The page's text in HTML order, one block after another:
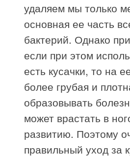
удаляем мы только
основная ее часть
бактерий. Однако
если при этом
есть кусачки, то на
более грубая и
образовывать
может врастать в
развитию. Поэтому
правильный уход за